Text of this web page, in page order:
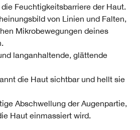
Feuchtigkeitsbarriere der Haut.
von Linien und Falten,
Mikrobewegungen deines
langanhaltende, glättende
die Haut sichtbar und hellt sie
Abschwellung der Augenpartie,
Haut einmassiert wird.